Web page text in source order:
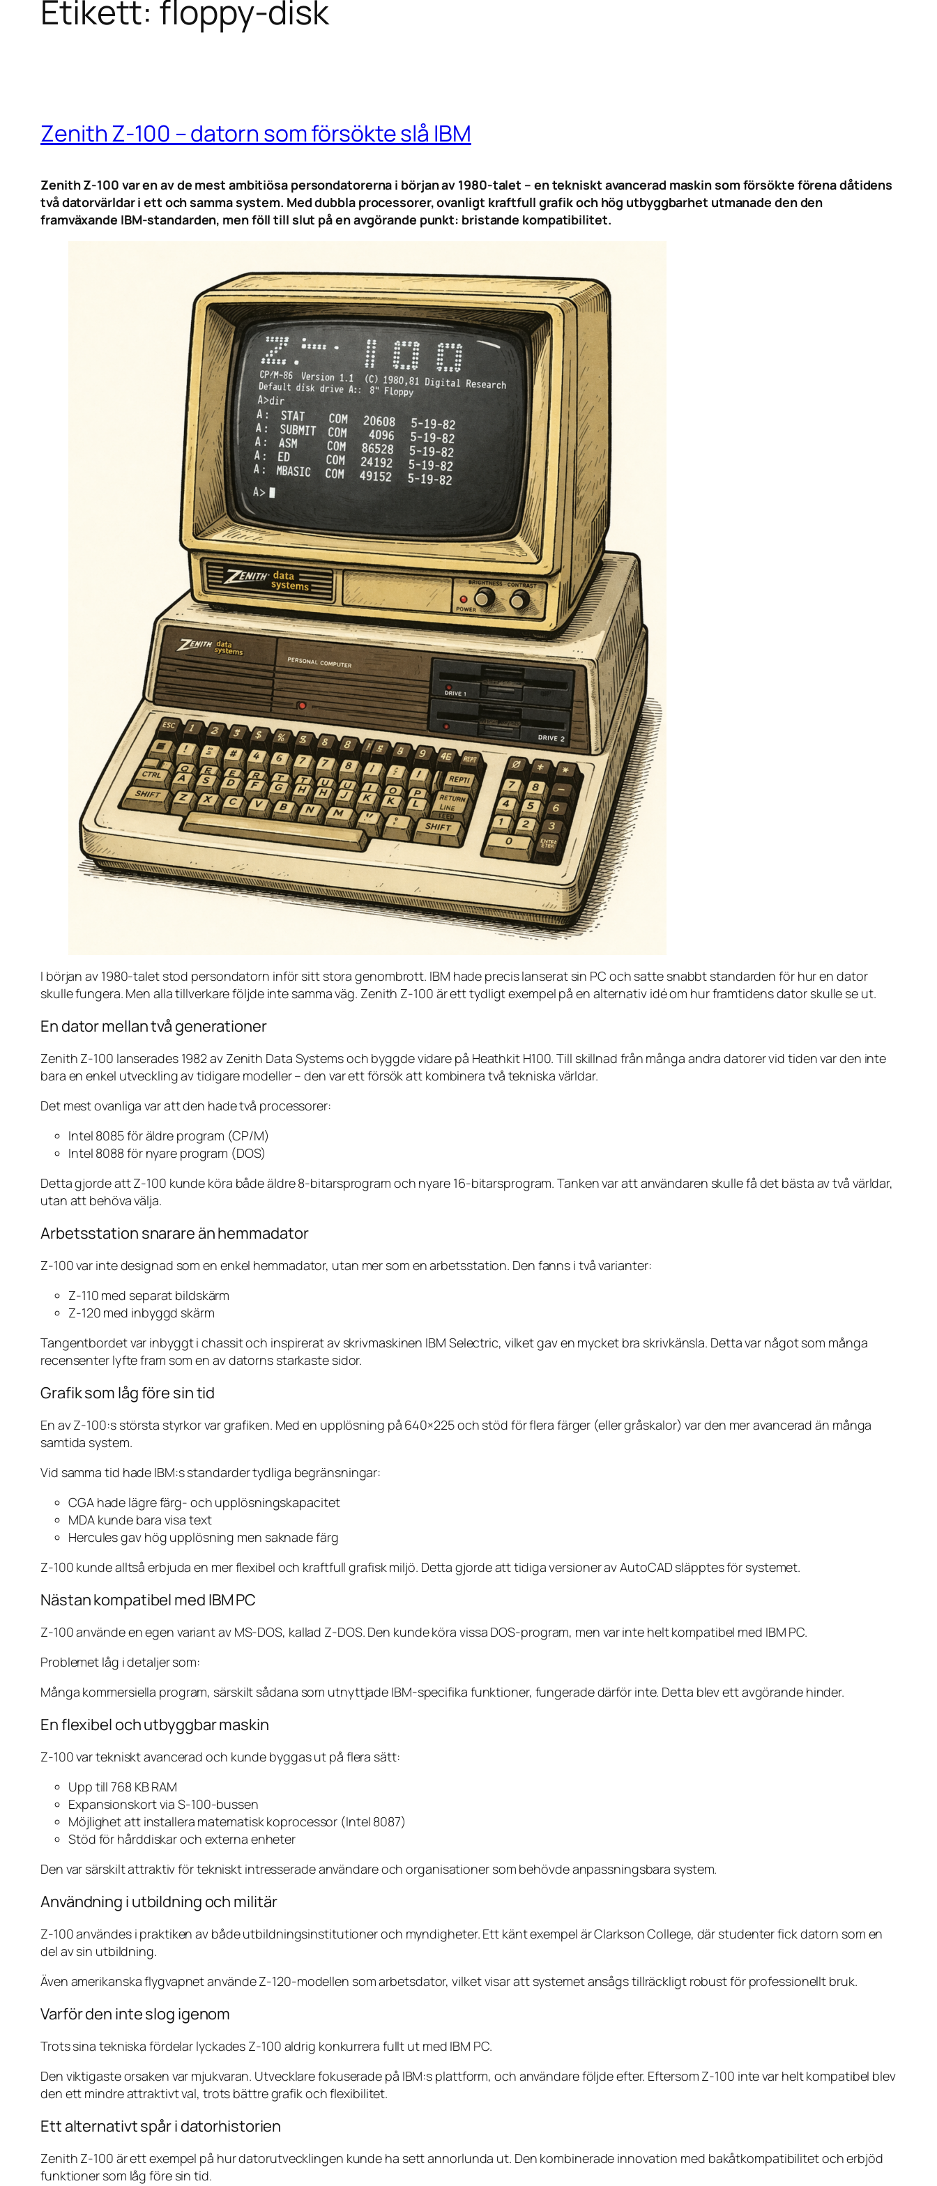
Etikett: floppy-disk
Zenith Z-100 – datorn som försökte slå IBM
Zenith Z-100 var en av de mest ambitiösa persondatorerna i början av 1980-talet – en tekniskt avancerad maskin som försökte förena dåtidens
två datorvärldar i ett och samma system. Med dubbla processorer, ovanligt kraftfull grafik och hög utbyggbarhet utmanade den den
framväxande IBM-standarden, men föll till slut på en avgörande punkt: bristande kompatibilitet.
I början av 1980-talet stod persondatorn inför sitt stora genombrott. IBM hade precis lanserat sin PC och satte snabbt standarden för hur en dator
skulle fungera. Men alla tillverkare följde inte samma väg. Zenith Z-100 är ett tydligt exempel på en alternativ idé om hur framtidens dator skulle se ut.
En dator mellan två generationer
Zenith Z-100 lanserades 1982 av Zenith Data Systems och byggde vidare på Heathkit H100. Till skillnad från många andra datorer vid tiden var den inte
bara en enkel utveckling av tidigare modeller – den var ett försök att kombinera två tekniska världar.
Det mest ovanliga var att den hade två processorer:
Intel 8085 för äldre program (CP/M)
Intel 8088 för nyare program (DOS)
Detta gjorde att Z-100 kunde köra både äldre 8-bitarsprogram och nyare 16-bitarsprogram. Tanken var att användaren skulle få det bästa av två världar,
utan att behöva välja.
Arbetsstation snarare än hemmadator
Z-100 var inte designad som en enkel hemmadator, utan mer som en arbetsstation. Den fanns i två varianter:
Z-110 med separat bildskärm
Z-120 med inbyggd skärm
Tangentbordet var inbyggt i chassit och inspirerat av skrivmaskinen IBM Selectric, vilket gav en mycket bra skrivkänsla. Detta var något som många
recensenter lyfte fram som en av datorns starkaste sidor.
Grafik som låg före sin tid
En av Z-100:s största styrkor var grafiken. Med en upplösning på 640×225 och stöd för flera färger (eller gråskalor) var den mer avancerad än många
samtida system.
Vid samma tid hade IBM:s standarder tydliga begränsningar:
CGA hade lägre färg- och upplösningskapacitet
MDA kunde bara visa text
Hercules gav hög upplösning men saknade färg
Z-100 kunde alltså erbjuda en mer flexibel och kraftfull grafisk miljö. Detta gjorde att tidiga versioner av AutoCAD släpptes för systemet.
Nästan kompatibel med IBM PC
Z-100 använde en egen variant av MS-DOS, kallad Z-DOS. Den kunde köra vissa DOS-program, men var inte helt kompatibel med IBM PC.
Problemet låg i detaljer som:
Många kommersiella program, särskilt sådana som utnyttjade IBM-specifika funktioner, fungerade därför inte. Detta blev ett avgörande hinder.
En flexibel och utbyggbar maskin
Z-100 var tekniskt avancerad och kunde byggas ut på flera sätt:
Upp till 768 KB RAM
Expansionskort via S-100-bussen
Möjlighet att installera matematisk koprocessor (Intel 8087)
Stöd för hårddiskar och externa enheter
Den var särskilt attraktiv för tekniskt intresserade användare och organisationer som behövde anpassningsbara system.
Användning i utbildning och militär
Z-100 användes i praktiken av både utbildningsinstitutioner och myndigheter. Ett känt exempel är Clarkson College, där studenter fick datorn som en
del av sin utbildning.
Även amerikanska flygvapnet använde Z-120-modellen som arbetsdator, vilket visar att systemet ansågs tillräckligt robust för professionellt bruk.
Varför den inte slog igenom
Trots sina tekniska fördelar lyckades Z-100 aldrig konkurrera fullt ut med IBM PC.
Den viktigaste orsaken var mjukvaran. Utvecklare fokuserade på IBM:s plattform, och användare följde efter. Eftersom Z-100 inte var helt kompatibel blev
den ett mindre attraktivt val, trots bättre grafik och flexibilitet.
Ett alternativt spår i datorhistorien
Zenith Z-100 är ett exempel på hur datorutvecklingen kunde ha sett annorlunda ut. Den kombinerade innovation med bakåtkompatibilitet och erbjöd
funktioner som låg före sin tid.